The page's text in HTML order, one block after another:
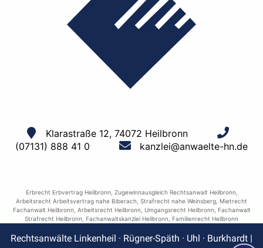
Klarastraße 12, 74072 Heilbronn
(07131) 888 41 0
kanzlei@anwaelte-hn.de
Erbrecht Erbvertrag Heilbronn Zugewinnausgleich Rechtsanwalt Heilbronn
Arbeitsrecht Arbeitsvertrag nahe Biberach Strafrecht nahe Weinsberg Mietrecht
Fachanwalt Heilbronn Arbeitsrecht Heilbronn Umgangsrecht Heilbronn
Fachanwalt
Strafrecht Heilbronn
Fachanwaltskanzlei Heilbronn Familienrecht Heilbronn
Rechtsanwälte Linkenheil · Rügner-Späth · Uhl · Burkhardt |